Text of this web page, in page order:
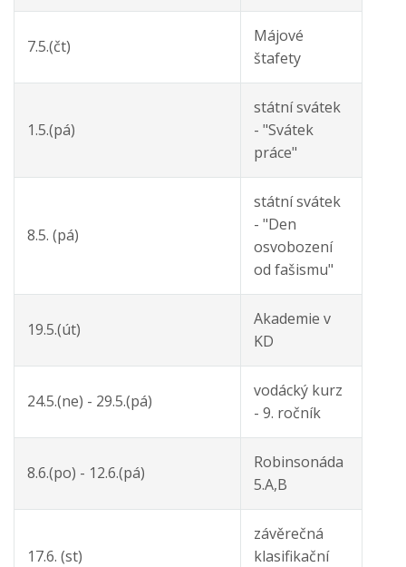
7.5.(čt)
Májové
štafety
1.5.(pá)
státní svátek
- "Svátek
práce"
8.5. (pá)
státní svátek
- "Den
osvobození
od fašismu"
19.5.(út)
Akademie v
KD
24.5.(ne) - 29.5.(pá)
vodácký kurz
- 9. ročník
8.6.(po) - 12.6.(pá)
Robinsonáda
5.A,B
17.6. (st)
závěrečná
klasifikační